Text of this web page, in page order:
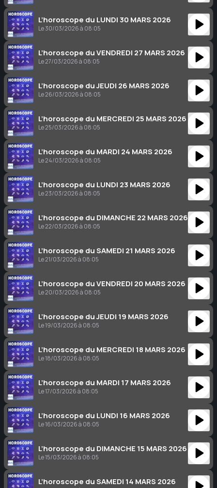
L’horoscope du LUNDI 30 MARS 2026
Le 30/03/2026 à 08:05
L’horoscope du VENDREDI 27 MARS 2026
Le 27/03/2026 à 08:05
L’horoscope du JEUDI 26 MARS 2026
Le 26/03/2026 à 08:05
L’horoscope du MERCREDI 25 MARS 2026
Le 25/03/2026 à 08:05
L’horoscope du MARDI 24 MARS 2026
Le 24/03/2026 à 08:05
L’horoscope du LUNDI 23 MARS 2026
Le 23/03/2026 à 08:05
L’horoscope du DIMANCHE 22 MARS 2026
Le 22/03/2026 à 08:05
L’horoscope du SAMEDI 21 MARS 2026
Le 21/03/2026 à 08:05
L’horoscope du VENDREDI 20 MARS 2026
Le 20/03/2026 à 08:05
L’horoscope du JEUDI 19 MARS 2026
Le 19/03/2026 à 08:05
L’horoscope du MERCREDI 18 MARS 2026
Le 18/03/2026 à 08:05
L’horoscope du MARDI 17 MARS 2026
Le 17/03/2026 à 08:05
L’horoscope du LUNDI 16 MARS 2026
Le 16/03/2026 à 08:05
L’horoscope du DIMANCHE 15 MARS 2026
Le 15/03/2026 à 08:05
L’horoscope du SAMEDI 14 MARS 2026